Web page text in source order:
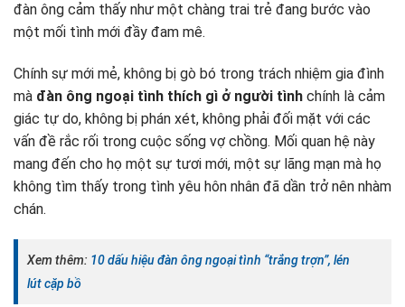
đàn ông cảm thấy như một chàng trai trẻ đang bước vào
một mối tình mới đầy đam mê.
Chính sự mới mẻ, không bị gò bó trong trách nhiệm gia đình
mà đàn ông ngoại tình thích gì ở người tình chính là cảm
giác tự do, không bị phán xét, không phải đối mặt với các
vấn đề rắc rối trong cuộc sống vợ chồng. Mối quan hệ này
mang đến cho họ một sự tươi mới, một sự lãng mạn mà họ
không tìm thấy trong tình yêu hôn nhân đã dần trở nên nhàm
chán.
Xem thêm: 10 dấu hiệu đàn ông ngoại tình “trắng trợn”, lén
lút cặp bồ